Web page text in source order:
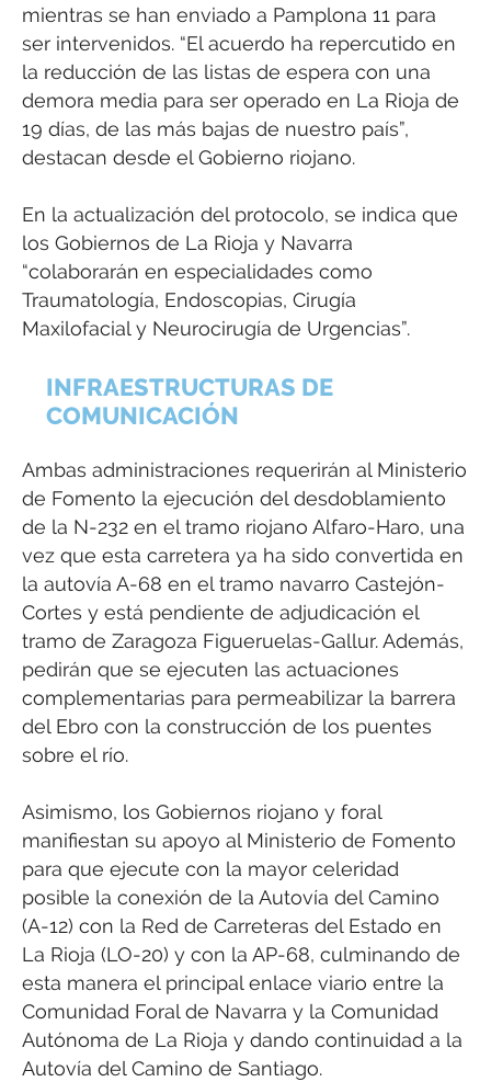
mientras se han enviado a Pamplona 11 para
ser intervenidos. “El acuerdo ha repercutido en
la reducción de las listas de espera con una
demora media para ser operado en La Rioja de
19 días, de las más bajas de nuestro país”,
destacan desde el Gobierno riojano.
En la actualización del protocolo, se indica que
los Gobiernos de La Rioja y Navarra
“colaborarán en especialidades como
Traumatología, Endoscopias, Cirugía
Maxilofacial y Neurocirugía de Urgencias”.
INFRAESTRUCTURAS DE
COMUNICACIÓN
Ambas administraciones requerirán al Ministerio
de Fomento la ejecución del desdoblamiento
de la N-232 en el tramo riojano Alfaro-Haro, una
vez que esta carretera ya ha sido convertida en
la autovía A-68 en el tramo navarro Castejón-
Cortes y está pendiente de adjudicación el
tramo de Zaragoza Figueruelas-Gallur. Además,
pedirán que se ejecuten las actuaciones
complementarias para permeabilizar la barrera
del Ebro con la construcción de los puentes
sobre el río.
Asimismo, los Gobiernos riojano y foral
manifiestan su apoyo al Ministerio de Fomento
para que ejecute con la mayor celeridad
posible la conexión de la Autovía del Camino
(A-12) con la Red de Carreteras del Estado en
La Rioja (LO-20) y con la AP-68, culminando de
esta manera el principal enlace viario entre la
Comunidad Foral de Navarra y la Comunidad
Autónoma de La Rioja y dando continuidad a la
Autovía del Camino de Santiago.